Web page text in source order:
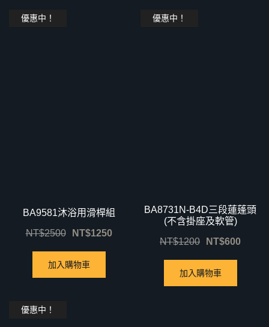
優惠中！
BA9581沐浴用滑桿組
NT$2500 NT$1250
加入購物車
優惠中！
BA8731N-B4D三段蓮蓬頭
(不含掛座及軟管)
NT$1200 NT$600
加入購物車
優惠中！